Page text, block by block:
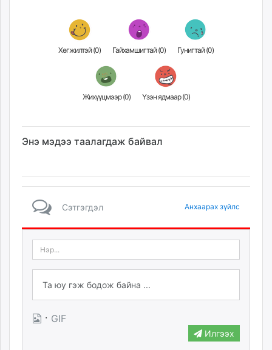
unegui.mn
toim.mn
paparazzi.mn
Хөгжилтэй (0) Гайхамшигтай (0) Гунигтай (0)
Жихүүцмээр (0) Үзэн ядмаар (0)
Энэ мэдээ таалагдаж байвал
Сэтгэгдэл Анхаарах зүйлс
· GIF
Илгээх